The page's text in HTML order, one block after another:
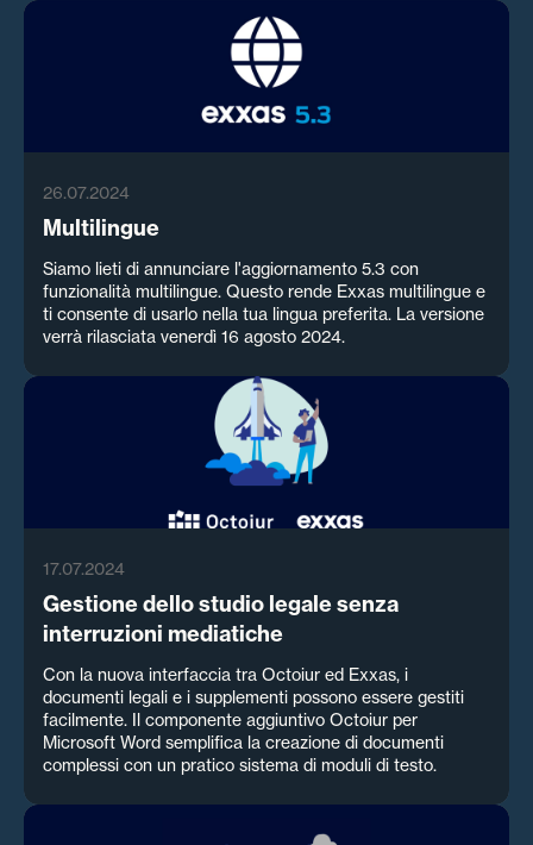
26.07.2024
Multilingue
Siamo lieti di annunciare l'aggiornamento 5.3 con
funzionalità multilingue. Questo rende Exxas multilingue e
ti consente di usarlo nella tua lingua preferita. La versione
verrà rilasciata venerdì 16 agosto 2024.
17.07.2024
Gestione dello studio legale senza
interruzioni mediatiche
Con la nuova interfaccia tra Octoiur ed Exxas, i
documenti legali e i supplementi possono essere gestiti
facilmente. Il componente aggiuntivo Octoiur per
Microsoft Word semplifica la creazione di documenti
complessi con un pratico sistema di moduli di testo.